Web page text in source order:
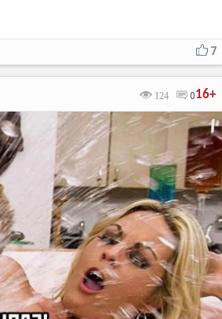
7
16+
124 0